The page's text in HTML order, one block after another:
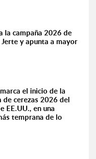
la campaña 2026 de
y apunta a mayor
el inicio de la
cerezas 2026 del
EE.UU., en una
temprana de lo